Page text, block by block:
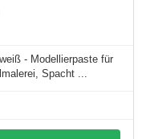
- Modellierpaste für
Spacht ...